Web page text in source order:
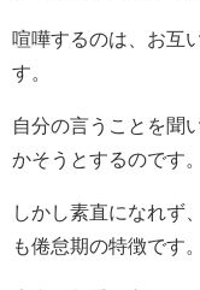
喧嘩するのは、お互
す。
自分の言うことを聞
かそうとするのです。
しかし素直になれず
も倦怠期の特徴です。